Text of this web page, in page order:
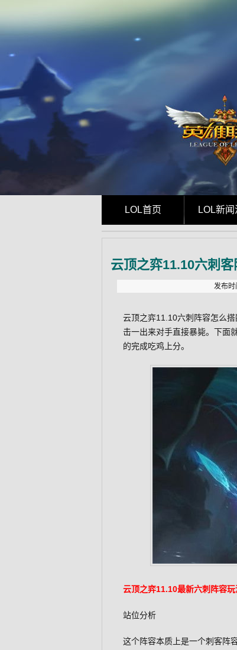
LOL首页 LOL新
云顶之弈11.10六刺
发布时
云顶之弈11.10六刺阵容怎么
击一出来对手直接暴毙。下面
的完成吃鸡上分。
云顶之弈11.10最新六刺阵容玩
站位分析
这个阵容本质上是一个刺客阵